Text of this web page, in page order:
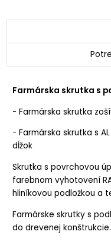
Farmárska skrutka s
- Farmárska skrutka
- Farmárska skrutka s
dĺžok
Skrutka s povrchovou
farebnom vyhotovení
hliníkovou podložkou a
Farmárske skrutky s
do drevenej konštrukcie.